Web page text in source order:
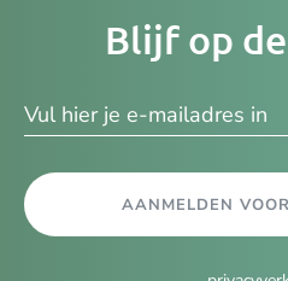
Blijf op
AANMELDEN